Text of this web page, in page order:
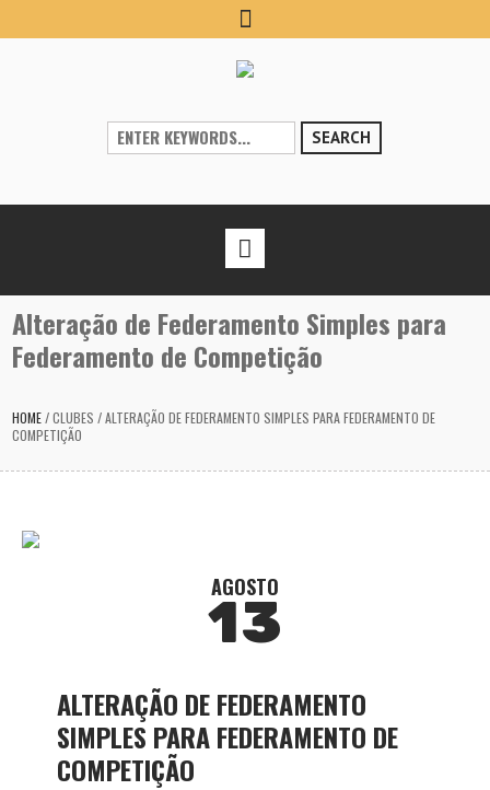
SEARCH
Alteração de Federamento Simples para
Federamento de Competição
HOME/CLUBES /ALTERAÇÃO DE FEDERAMENTO SIMPLES PARA FEDERAMENTO DE
COMPETIÇÃO
AGOSTO
13
ALTERAÇÃO DE FEDERAMENTO
SIMPLES PARA FEDERAMENTO DE
COMPETIÇÃO